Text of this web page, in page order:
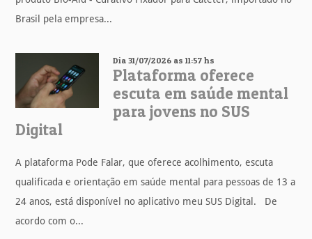
Brasil pela empresa...
Dia 31/07/2026 as 11:57 hs
Plataforma oferece
escuta em saúde mental
para jovens no SUS
Digital
A plataforma Pode Falar, que oferece acolhimento, escuta
qualificada e orientação em saúde mental para pessoas de 13 a
24 anos, está disponível no aplicativo meu SUS Digital. De
acordo com o...